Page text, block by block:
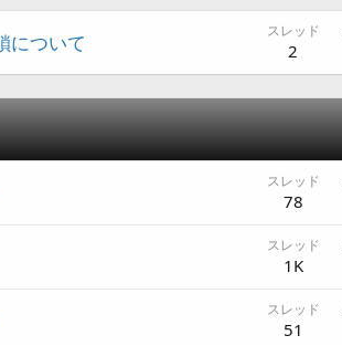
について スレッド
2
スレッド
78
スレッド
1K
スレッド
51